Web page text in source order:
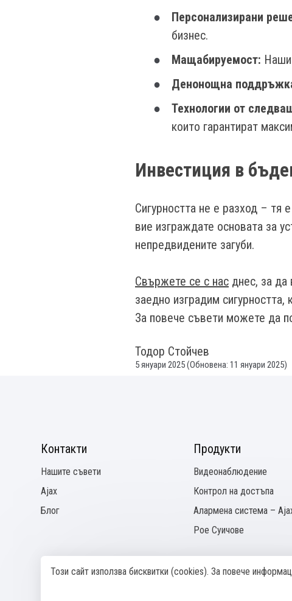
Персонализирани
бизнес.
Мащабируемост:
Денонощна
Технологии от
които гарантират
Инвестиция в
Сигурността не е разход – тя
вие изграждате основата за
непредвидените загуби.
Свържете се с нас днес, за да
заедно изградим
За повече съвети можете да
Тодор Стойчев
5 януари 2025(Обновена: 11 януари 2025)
Контакти
Нашите съвети
Ajax
Блог
Продукти
Видеонаблюдение
Контрол на достъпа
Алармена система –
Pое Суичове
Този сайт използва бисквитки (cookies). За повече